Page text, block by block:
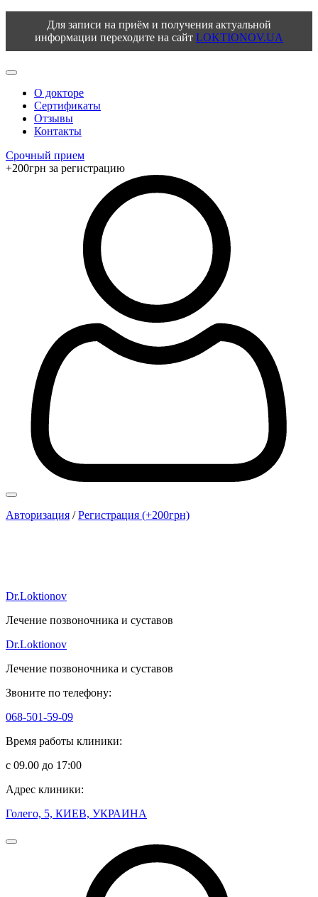
Для записи на приём и получения актуальной
информации переходите на сайт LOKTIONOV.UA
О докторе
Сертификаты
Отзывы
Контакты
Срочный прием
+200грн за регистрацию
Авторизация /Регистрация (+200грн)
Dr.Loktionov
Лечение позвоночника и суставов
Dr.Loktionov
Лечение позвоночника и суставов
Звоните по телефону:
068-501-59-09
Время работы клиники:
с 09.00 до 17:00
Адрес клиники:
Голего, 5, КИЕВ, УКРАИНА